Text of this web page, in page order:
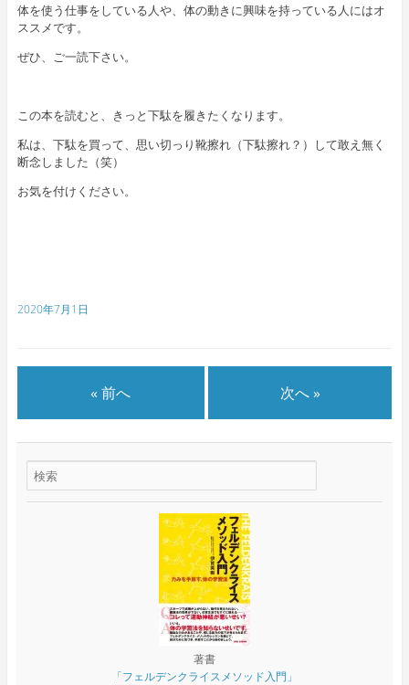
体を使う仕事をしている人や、体の動きに興味を持っている人にはオ
ススメです。
ぜひ、ご一読下さい。
この本を読むと、きっと下駄を履きたくなります。
私は、下駄を買って、思い切っり靴擦れ（下駄擦れ？）して敢え無く
断念しました（笑）
お気を付けください。
2020年7月1日
« 前へ 次へ »
著書
「フェルデンクライスメソッド入門」